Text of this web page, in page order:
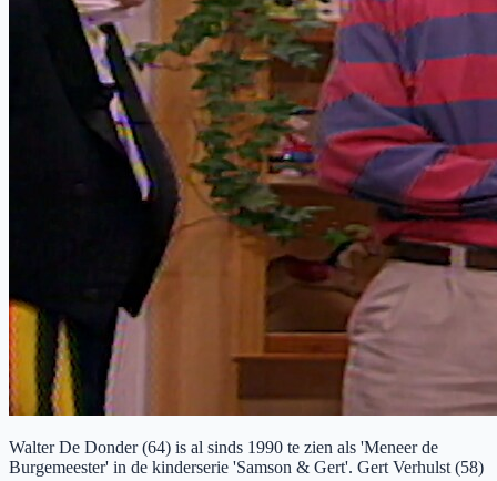
Walter De Donder (64) is al sinds 1990 te zien als 'Meneer de
Burgemeester' in de kinderserie 'Samson & Gert'. Gert Verhulst (58)